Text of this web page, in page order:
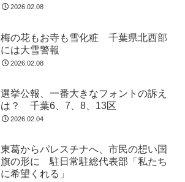
2026.02.08
梅の花もお寺も雪化粧 千葉県北西部
には大雪警報
2026.02.08
選挙公報、一番大きなフォントの訴え
は？ 千葉6、7、8、13区
2026.02.04
東葛からパレスチナへ、市民の想い国
旗の形に 駐日常駐総代表部「私たち
に希望くれる」